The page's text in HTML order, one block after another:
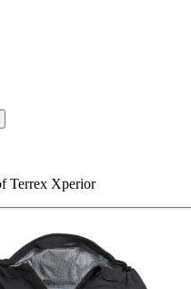
Terrex Xperior